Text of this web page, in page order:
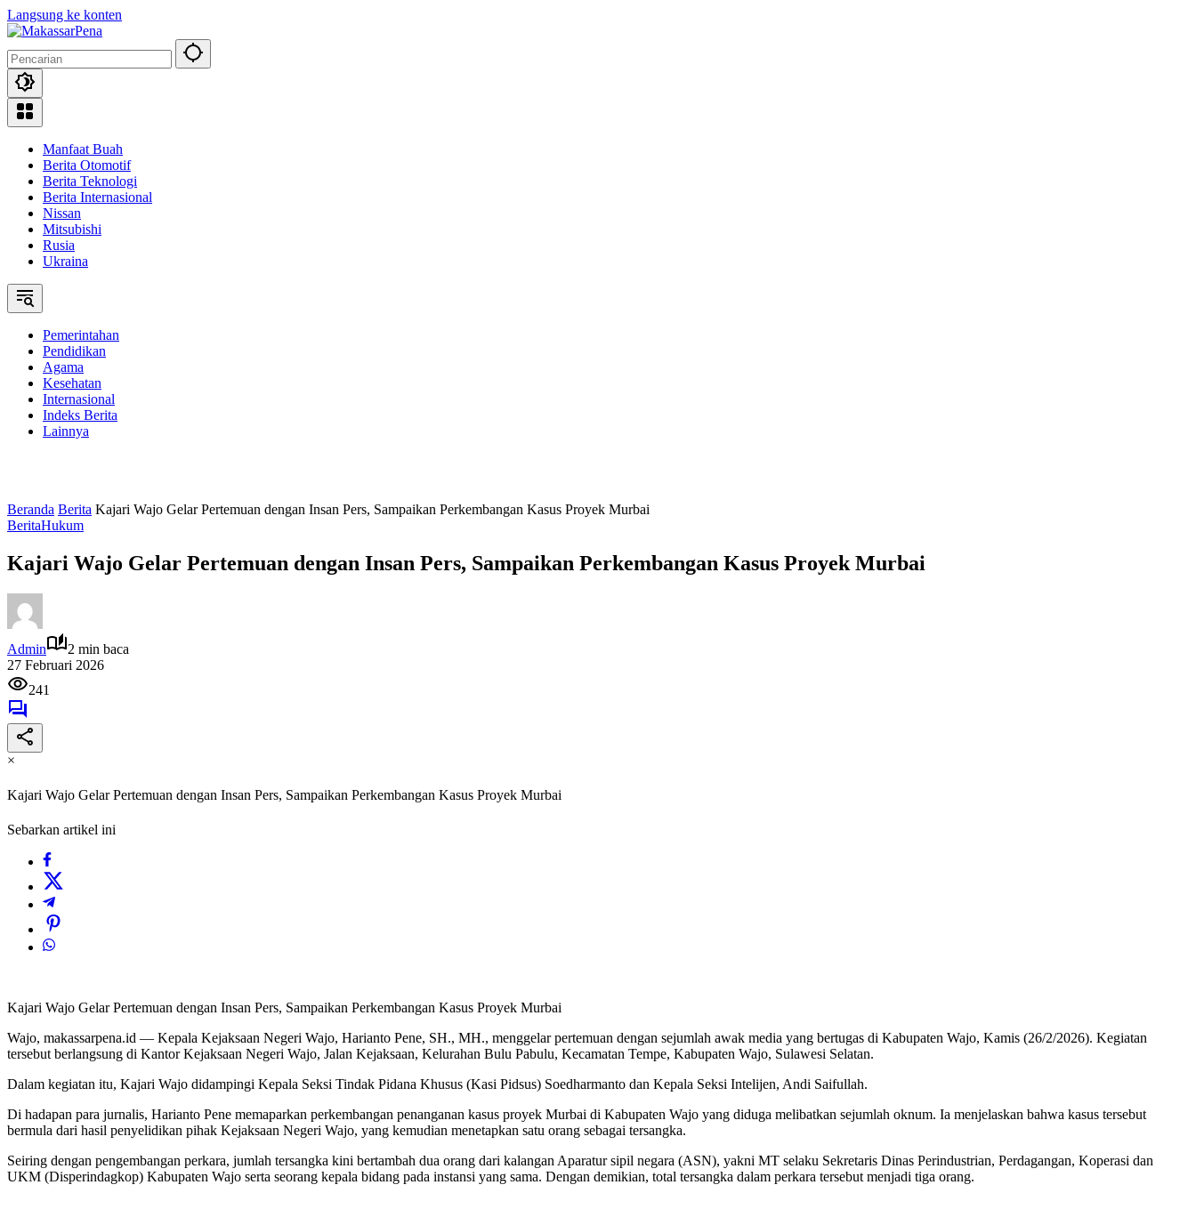
Langsung ke konten
Manfaat Buah
Berita Otomotif
Berita Teknologi
Berita Internasional
Nissan
Mitsubishi
Rusia
Ukraina
Pemerintahan
Pendidikan
Agama
Kesehatan
Internasional
Indeks Berita
Lainnya
Beranda Berita Kajari Wajo Gelar Pertemuan dengan Insan Pers, Sampaikan Perkembangan Kasus Proyek Murbai
BeritaHukum
Kajari Wajo Gelar Pertemuan dengan Insan Pers, Sampaikan Perkembangan Kasus Proyek Murbai
Admin
2 min baca
27 Februari 2026
241
×
Kajari Wajo Gelar Pertemuan dengan Insan Pers, Sampaikan Perkembangan Kasus Proyek Murbai
Sebarkan artikel ini
Kajari Wajo Gelar Pertemuan dengan Insan Pers, Sampaikan Perkembangan Kasus Proyek Murbai
Wajo, makassarpena.id — Kepala Kejaksaan Negeri Wajo, Harianto Pene, SH., MH., menggelar pertemuan dengan sejumlah awak media yang bertugas di Kabupaten Wajo, Kamis (26/2/2026). Kegiatan
tersebut berlangsung di Kantor Kejaksaan Negeri Wajo, Jalan Kejaksaan, Kelurahan Bulu Pabulu, Kecamatan Tempe, Kabupaten Wajo, Sulawesi Selatan.
Dalam kegiatan itu, Kajari Wajo didampingi Kepala Seksi Tindak Pidana Khusus (Kasi Pidsus) Soedharmanto dan Kepala Seksi Intelijen, Andi Saifullah.
Di hadapan para jurnalis, Harianto Pene memaparkan perkembangan penanganan kasus proyek Murbai di Kabupaten Wajo yang diduga melibatkan sejumlah oknum. Ia menjelaskan bahwa kasus tersebut
bermula dari hasil penyelidikan pihak Kejaksaan Negeri Wajo, yang kemudian menetapkan satu orang sebagai tersangka.
Seiring dengan pengembangan perkara, jumlah tersangka kini bertambah dua orang dari kalangan Aparatur sipil negara (ASN), yakni MT selaku Sekretaris Dinas Perindustrian, Perdagangan, Koperasi dan
UKM (Disperindagkop) Kabupaten Wajo serta seorang kepala bidang pada instansi yang sama. Dengan demikian, total tersangka dalam perkara tersebut menjadi tiga orang.